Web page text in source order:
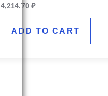
Rated
out
4,214.70₽
ADD TO CART